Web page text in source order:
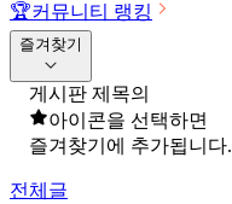
🏆커뮤니티 랭킹
즐겨찾기
게시판 제목의
아이콘을 선택하면
즐겨찾기에 추가됩니다.
전체글